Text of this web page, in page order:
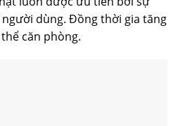
dùng. Đồng thời gia tăng
căn phòng.